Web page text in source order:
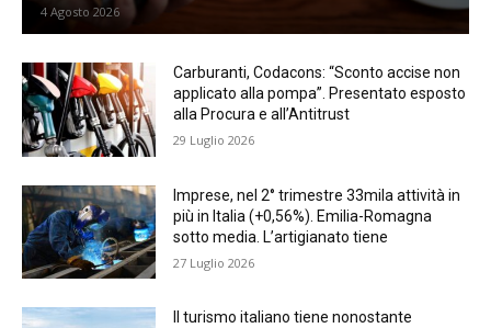
4 Agosto 2026
Carburanti, Codacons: “Sconto accise non
applicato alla pompa”. Presentato esposto
alla Procura e all’Antitrust
29 Luglio 2026
Imprese, nel 2° trimestre 33mila attività in
più in Italia (+0,56%). Emilia-Romagna
sotto media. L’artigianato tiene
27 Luglio 2026
Il turismo italiano tiene nonostante